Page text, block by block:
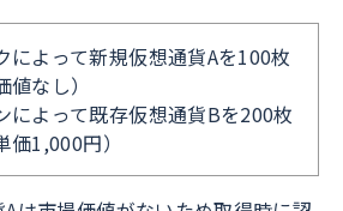
によって新規仮想通貨Aを100枚
値なし）
によって既存仮想通貨Bを200枚
価1,000円）